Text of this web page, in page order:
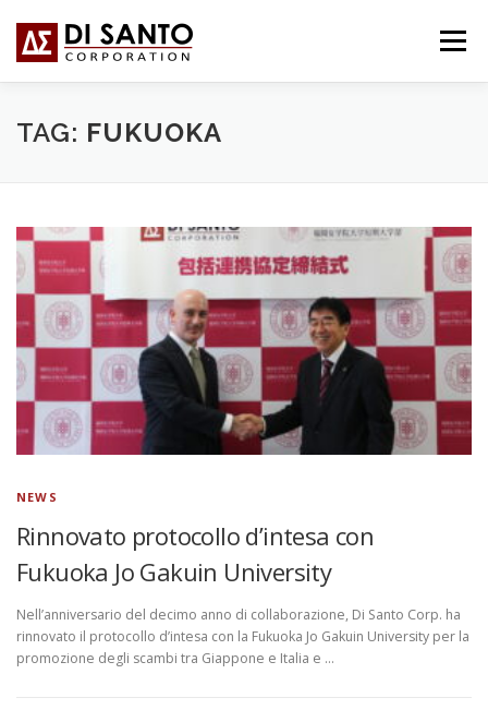
contenuto
Menu
CHI SIAMO COSA FACCIAMO
TAG: FUKUOKA
NEWS
Rinnovato protocollo d’intesa con
Fukuoka Jo Gakuin University
Nell’anniversario del decimo anno di collaborazione, Di Santo Corp. ha
rinnovato il protocollo d’intesa con la Fukuoka Jo Gakuin University per la
promozione degli scambi tra Giappone e Italia e …